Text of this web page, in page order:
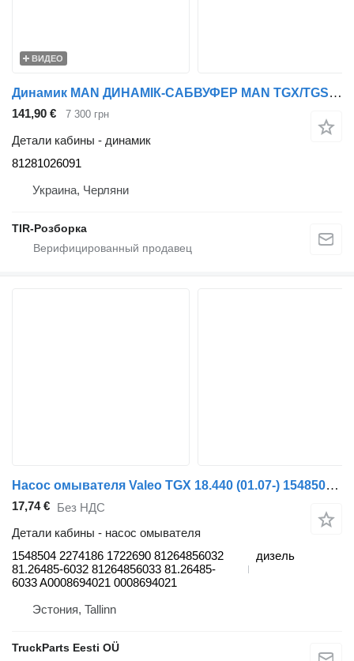
ВИДЕО
Динамик MAN ДИНАМІК-САБВУФЕР MAN TGX/TGS 81281026091 для тягача MAN TGS, TGX
141,90 € 7 300 грн
Детали кабины - динамик
81281026091
Украина, Черляни
TIR-Розборка
Насос омывателя Valeo TGX 18.440 (01.07-) 1548504 для тягача MAN TGL, TGM, TGS, TGX (2005-2021)
17,74 € Без НДС
Детали кабины - насос омывателя
1548504 2274186 1722690 81264856032
81.26485-6032 81264856033 81.26485-
6033 A0008694021 0008694021
дизель
Эстония, Tallinn
TruckParts Eesti OÜ